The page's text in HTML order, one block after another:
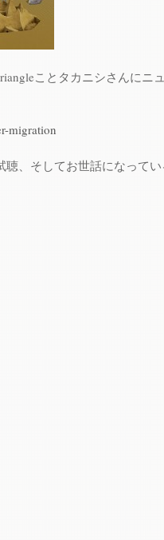
ことタカニシさんにニ
migration
、そしてお世話になって